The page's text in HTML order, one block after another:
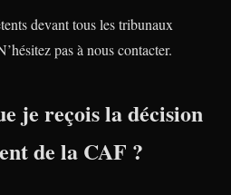
devant tous les tribunaux
pas à nous contacter.
je reçois la décision
de la CAF ?